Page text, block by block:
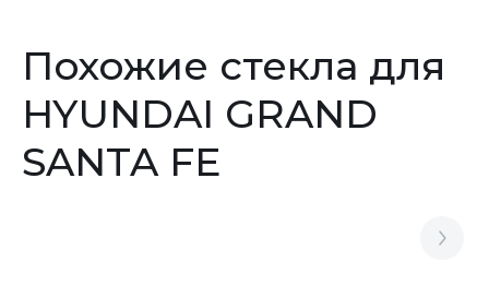
Похожие стекла для
HYUNDAI GRAND
SANTA FE